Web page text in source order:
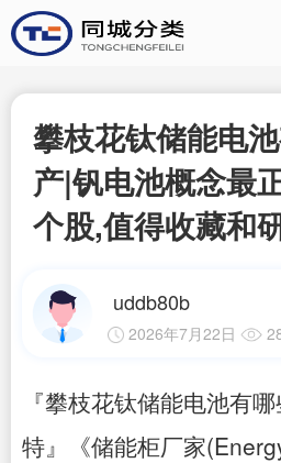
攀枝花钛储能电
产|钒电池概念最
个股,值得收藏和
uddb80b
2026年7月22日
『攀枝花钛储能电池有
特』《储能柜厂家